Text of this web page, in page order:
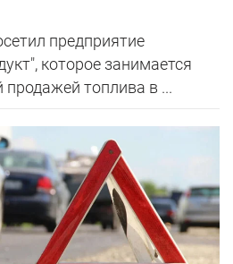
предприятие
которое занимается
топлива в ...